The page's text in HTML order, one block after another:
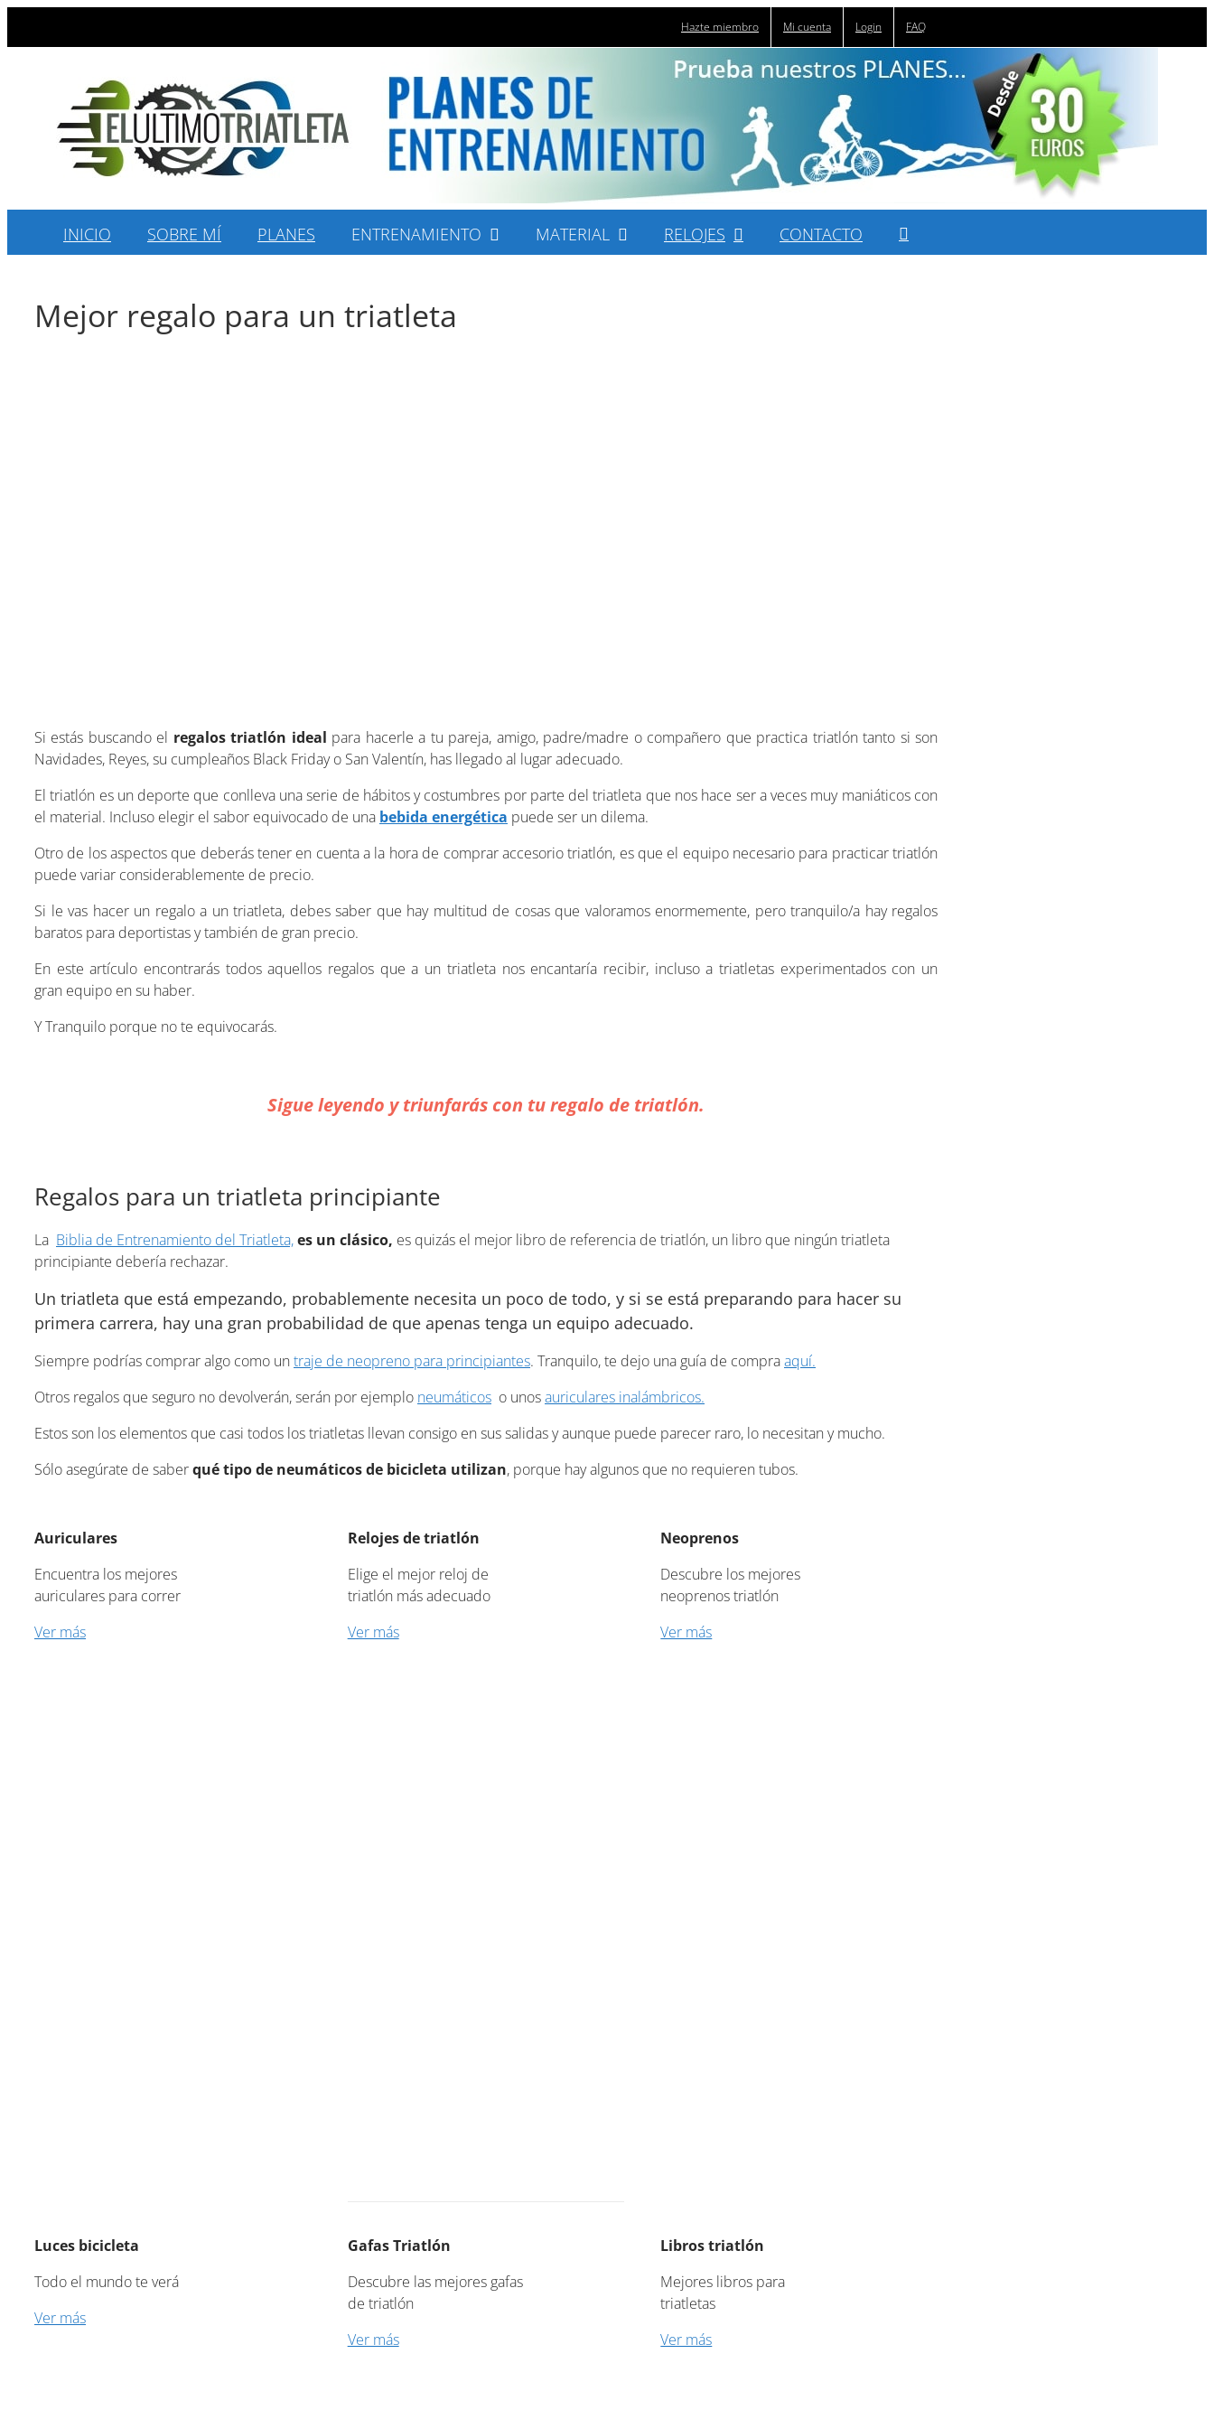
Hazte miembro Mi cuenta Login FAQ
INICIO SOBRE MÍ PLANES ENTRENAMIENTO MATERIAL RELOJES CONTACTO
Mejor regalo para un triatleta
Si estás buscando el regalos triatlón ideal para hacerle a tu pareja, amigo, padre/madre o compañero que practica triatlón tanto si son
Navidades, Reyes, su cumpleaños Black Friday o San Valentín, has llegado al lugar adecuado.
El triatlón es un deporte que conlleva una serie de hábitos y costumbres por parte del triatleta que nos hace ser a veces muy maniáticos con
el material. Incluso elegir el sabor equivocado de una bebida energética puede ser un dilema.
Otro de los aspectos que deberás tener en cuenta a la hora de comprar accesorio triatlón, es que el equipo necesario para practicar triatlón
puede variar considerablemente de precio.
Si le vas hacer un regalo a un triatleta, debes saber que hay multitud de cosas que valoramos enormemente, pero tranquilo/a hay regalos
baratos para deportistas y también de gran precio.
En este artículo encontrarás todos aquellos regalos que a un triatleta nos encantaría recibir, incluso a triatletas experimentados con un
gran equipo en su haber.
Y Tranquilo porque no te equivocarás.
Sigue leyendo y triunfarás con tu regalo de triatlón.
Regalos para un triatleta principiante
La Biblia de Entrenamiento del Triatleta,es un clásico, es quizás el mejor libro de referencia de triatlón, un libro que ningún triatleta
principiante debería rechazar.
Un triatleta que está empezando, probablemente necesita un poco de todo, y si se está preparando para hacer su
primera carrera, hay una gran probabilidad de que apenas tenga un equipo adecuado.
Siempre podrías comprar algo como untraje de neopreno para principiantes. Tranquilo, te dejo una guía de compraaquí.
Otros regalos que seguro no devolverán, serán por ejemplo neumáticos o unosauriculares inalámbricos.
Estos son los elementos que casi todos los triatletas llevan consigo en sus salidas y aunque puede parecer raro, lo necesitan y mucho.
Sólo asegúrate de saberqué tipo de neumáticos de bicicleta utilizan, porque hay algunos que no requieren tubos.
Auriculares
Encuentra los mejores
auriculares para correr
Ver más
Relojes de triatlón
Elige el mejor reloj de
triatlón más adecuado
Ver más
Neoprenos
Descubre los mejores
neoprenos triatlón
Ver más
Luces bicicleta
Todo el mundo te verá
Ver más
Gafas Triatlón
Descubre las mejores gafas
de triatlón
Ver más
Libros triatlón
Mejores libros para
triatletas
Ver más